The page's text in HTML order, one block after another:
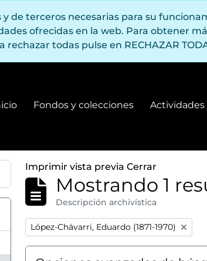
de terceros necesarias para su
ofrecidas en la web. Para obtener
rechazar todas pulse en RECHAZAR
Fondos y colecciones
Fondos y colecciones
Actividades
Imprimir vista previa Cerrar
Mostrando 1
Descripción archivística
Remove filter:
López-Chávarri, Eduardo (1871-1970)